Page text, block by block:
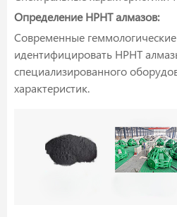
Определение HPHT алмазов:
Современные
идентифицировать HPHT
специализированного
характеристик.